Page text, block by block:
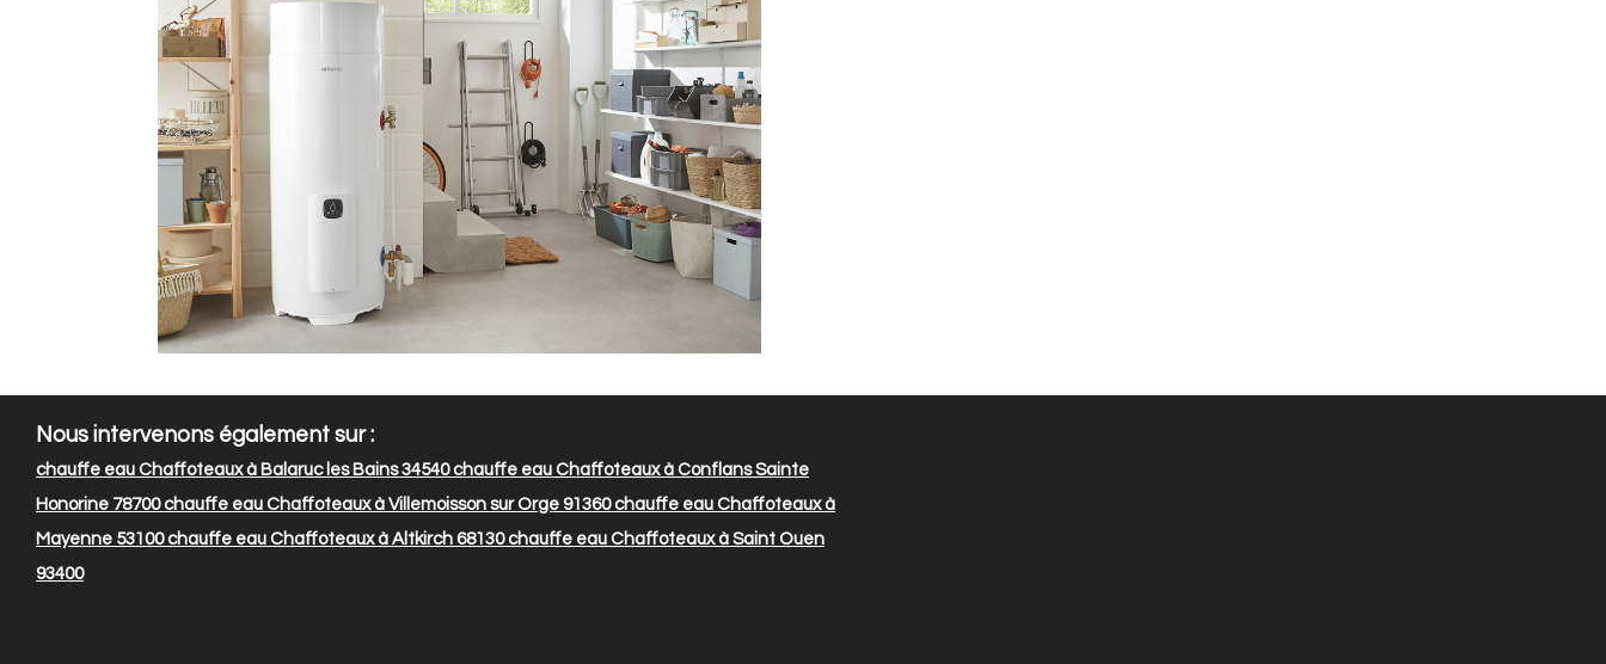
Nous intervenons également sur :
chauffe eau Chaffoteaux à Balaruc les Bains 34540chauffe eau Chaffoteaux à Conflans Sainte
Honorine 78700chauffe eau Chaffoteaux à Villemoisson sur Orge 91360chauffe eau Chaffoteaux à
Mayenne 53100chauffe eau Chaffoteaux à Altkirch 68130chauffe eau Chaffoteaux à Saint Ouen
93400